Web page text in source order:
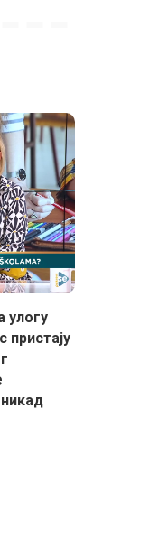
улогу